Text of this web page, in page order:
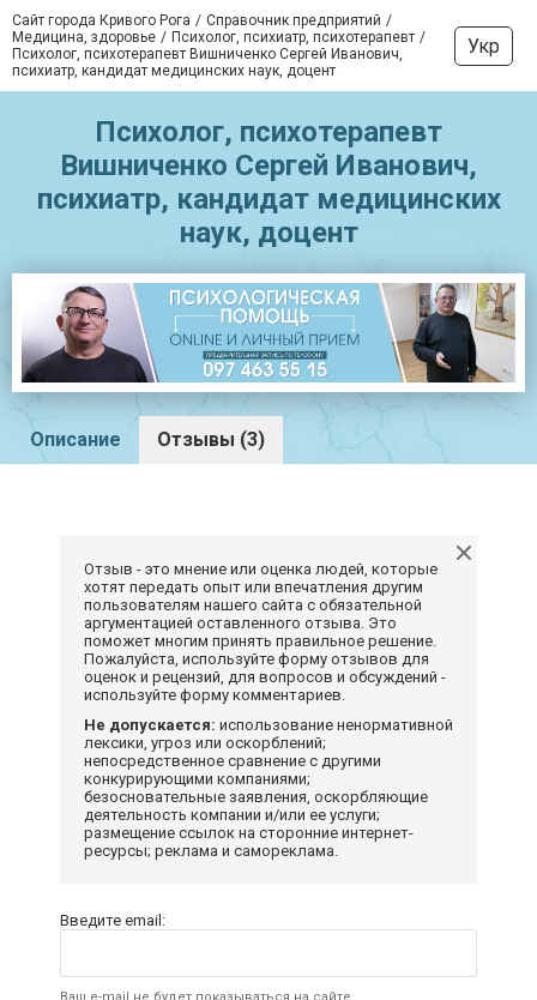
Сайт города Кривого Рога
Справочник предприятий
Медицина, здоровье
Психолог, психиатр, психотерапевт
Психолог, психотерапевт Вишниченко Сергей Иванович,
психиатр, кандидат медицинских наук, доцент
Укр
Психолог, психотерапевт
Вишниченко Сергей Иванович,
психиатр, кандидат медицинских
наук, доцент
Описание Отзывы (3)
Отзыв - это мнение или оценка людей, которые
хотят передать опыт или впечатления другим
пользователям нашего сайта с обязательной
аргументацией оставленного отзыва. Это
поможет многим принять правильное решение.
Пожалуйста, используйте форму отзывов для
оценок и рецензий, для вопросов и обсуждений -
используйте форму комментариев.
Не допускается: использование ненормативной
лексики, угроз или оскорблений;
непосредственное сравнение с другими
конкурирующими компаниями;
безосновательные заявления, оскорбляющие
деятельность компании и/или ее услуги;
размещение ссылок на сторонние интернет-
ресурсы; реклама и самореклама.
Введите email: